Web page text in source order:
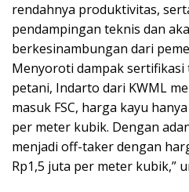
rendahnya produktivitas,
pendampingan teknis dan
berkesinambungan dari
Menyoroti dampak
petani, Indarto dari KWML
masuk FSC, harga kayu
per meter kubik. Dengan
menjadi off-taker dengan
Rp1,5 juta per meter kubik,”